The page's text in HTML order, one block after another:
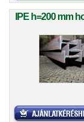
IPE h=200 mm